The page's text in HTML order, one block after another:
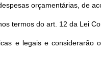
orçamentárias, de
termos do art. 12 da Lei
e legais e